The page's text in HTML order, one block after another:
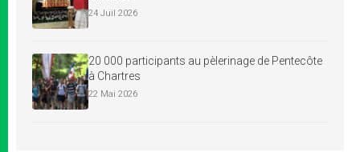
24 Juil 2026
20 000 participants au pèlerinage de Pentecôte
à Chartres
22 Mai 2026